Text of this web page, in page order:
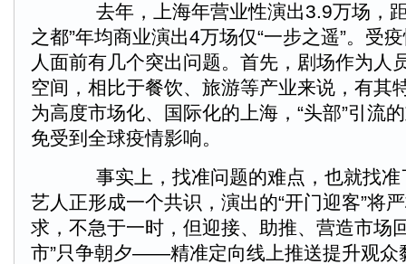
去年，上海年营业性演出3.9万场，距
之都”年均商业演出4万场仅“一步之遥”。受
人面前有几个突出问题。首先，剧场作为人
空间，相比于餐饮、旅游等产业来说，有其
为高度市场化、国际化的上海，“头部”引流
免受到全球疫情影响。
事实上，找准问题的难点，也就找准
艺人正形成一个共识，演出的“开门迎客”将
求，不急于一时，但迎接、助推、营造市场
市”只争朝夕——精准定向线上推送提升观众